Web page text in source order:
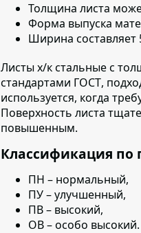
Толщина листа
Форма выпуска
Ширина составляет
Листы х/к стальные с
стандартами ГОСТ,
используется, когда
Поверхность листа
повышенным.
Классификация по
ПН – нормальный,
ПУ – улучшенный,
ПВ – высокий,
ОВ – особо высокий.